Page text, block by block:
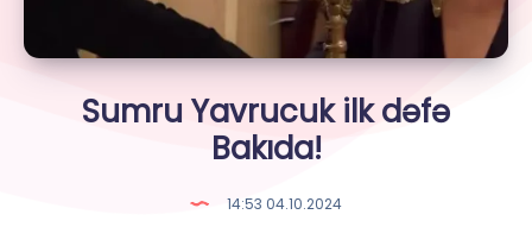
Sumru Yavrucuk ilk dəfə
Bakıda!
14:53 04.10.2024